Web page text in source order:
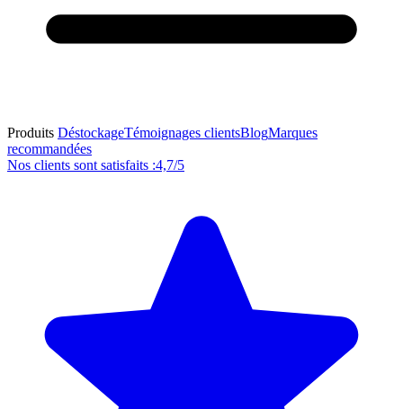
Produits DéstockageTémoignages clientsBlogMarques
recommandées
Nos clients sont satisfaits :4,7/5